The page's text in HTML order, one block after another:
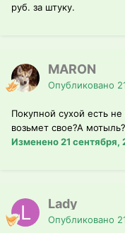
руб. за штуку.
MARON
Опубликовано
Покупной сухой есть
возьмет свое?А мотыль?
Изменено21 сентября,
Lady
Опубликовано